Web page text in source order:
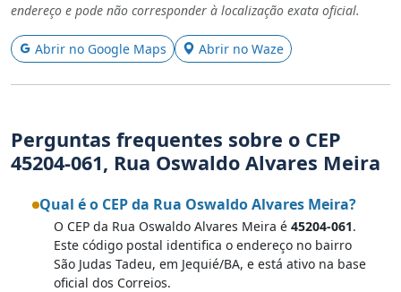
endereço e pode não corresponder à localização exata oficial.
Abrir no Google Maps Abrir no Waze
Perguntas frequentes sobre o CEP
45204-061, Rua Oswaldo Alvares Meira
Qual é o CEP da Rua Oswaldo Alvares Meira?
O CEP da Rua Oswaldo Alvares Meira é 45204-061.
Este código postal identifica o endereço no bairro
São Judas Tadeu, em Jequié/BA, e está ativo na base
oficial dos Correios.